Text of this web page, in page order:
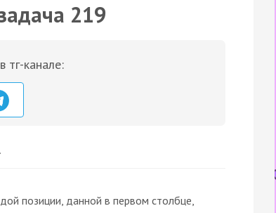
219
тг-канале:
позиции, данной в первом столбце,